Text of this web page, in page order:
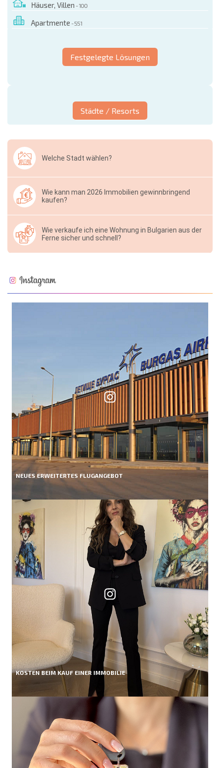
Häuser, Villen - 100
Apartmente - 551
Festgelegte Lösungen
Städte / Resorts
Welche Stadt wählen?
Wie kann man 2026 Immobilien gewinnbringend
kaufen?
Wie verkaufe ich eine Wohnung in Bulgarien aus der
Ferne sicher und schnell?
NEUES ERWEITERTES FLUGANGEBOT
KOSTEN BEIM KAUF EINER IMMOBILIE